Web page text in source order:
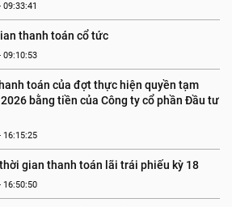
thanh toán cổ tức
09:10:53
toán của đợt thực hiện quyền tạm
bằng tiền của Công ty cổ phần Đầu tư
16:15:25
gian thanh toán lãi trái phiếu kỳ 18
16:50:50